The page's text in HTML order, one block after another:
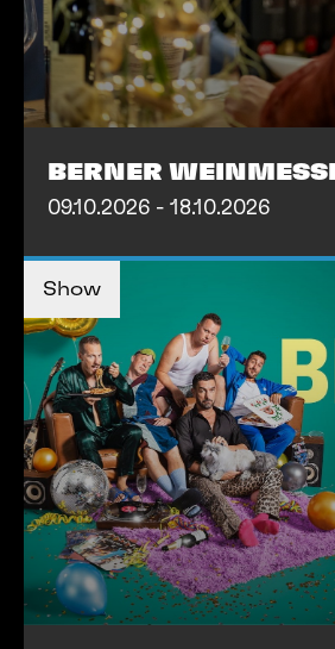
BERNER
09.10.2026 - 18.10.2026
Show
TICKETS
MEHR